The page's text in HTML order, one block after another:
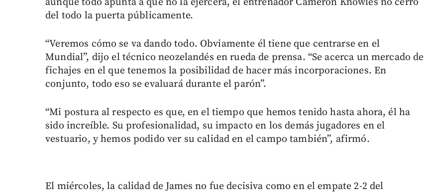
del todo la puerta públicamente.
“Veremos cómo se va dando todo. Obviamente él tiene que centrarse en el
Mundial”, dijo el técnico neozelandés en rueda de prensa. “Se acerca un mercado de
fichajes en el que tenemos la posibilidad de hacer más incorporaciones. En
conjunto, todo eso se evaluará durante el parón”.
“Mi postura al respecto es que, en el tiempo que hemos tenido hasta ahora, él ha
sido increíble. Su profesionalidad, su impacto en los demás jugadores en el
vestuario, y hemos podido ver su calidad en el campo también”, afirmó.
El miércoles, la calidad de James no fue decisiva como en el empate 2-2 del